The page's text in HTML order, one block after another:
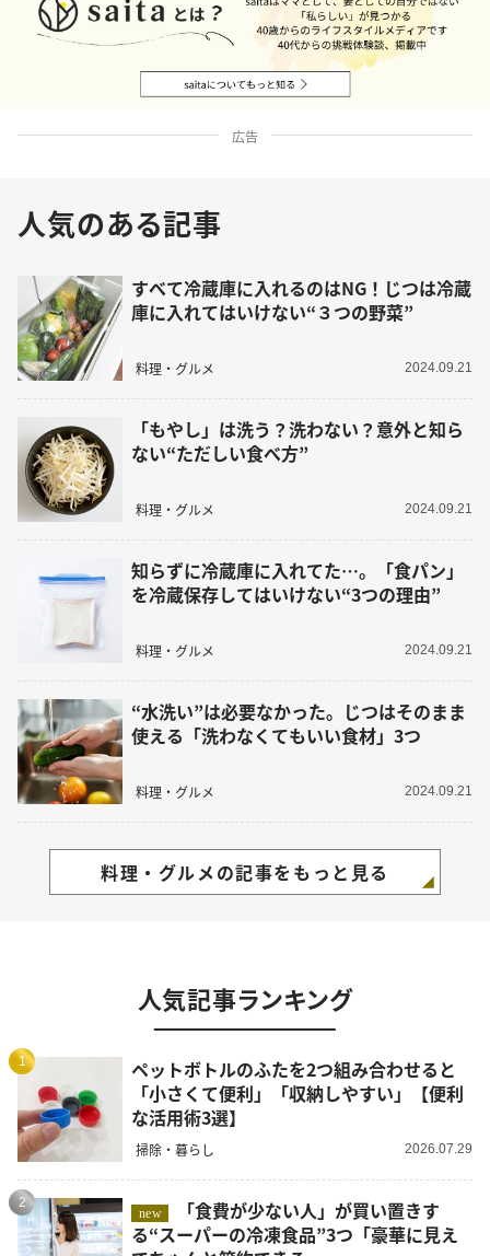
広告
人気のある記事
すべて冷蔵庫に入れるのはNG！じつは冷蔵
庫に入れてはいけない“３つの野菜”
料理・グルメ 2024.09.21
「もやし」は洗う？洗わない？意外と知ら
ない“ただしい食べ方”
料理・グルメ 2024.09.21
知らずに冷蔵庫に入れてた…。「食パン」
を冷蔵保存してはいけない“3つの理由”
料理・グルメ 2024.09.21
“水洗い”は必要なかった。じつはそのまま
使える「洗わなくてもいい食材」3つ
料理・グルメ 2024.09.21
料理・グルメの記事をもっと見る
人気記事ランキング
1
ペットボトルのふたを2つ組み合わせると
「小さくて便利」「収納しやすい」【便利
な活用術3選】
掃除・暮らし 2026.07.29
2
new
る“スーパーの冷凍食品”3つ「豪華に見え